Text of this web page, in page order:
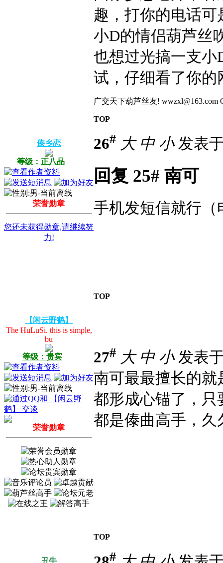
趣，打你的电话
小D的情侣葫芦丝
也想过光搞一支小
试，仔细看了你
广交天下葫芦丝友! wwzxl@163.com
TOP
傣乡恋
等级：正八品
荣誉勋章
您还未获得勋章,请继续努
力!
26# 大 中 小发表
回复 25# 南可
手机发短信就行
TOP
【闲云野鹤】
The HuLuSi. this is simple,
bu
等级：贵宾
荣誉勋章
27# 大 中 小发表
南可最最擅长的就
都形成心锚了，
都是傣曲高手，久
TOP
丑牛 #